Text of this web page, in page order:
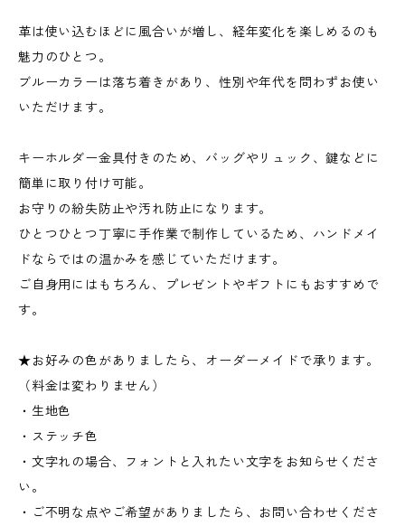
革は使い込むほどに風合いが増し、経年変化を楽しめるのも
魅力のひとつ。
ブルーカラーは落ち着きがあり、性別や年代を問わずお使い
いただけます。
キーホルダー金具付きのため、バッグやリュック、鍵などに
簡単に取り付け可能。
お守りの紛失防止や汚れ防止になります。
ひとつひとつ丁寧に手作業で制作しているため、ハンドメイ
ドならではの温かみを感じていただけます。
ご自身用にはもちろん、プレゼントやギフトにもおすすめで
す。
★お好みの色がありましたら、オーダーメイドで承ります。
（料金は変わりません）
・生地色
・ステッチ色
・文字れの場合、フォントと入れたい文字をお知らせくださ
い。
・ご不明な点やご希望がありましたら、お問い合わせくださ